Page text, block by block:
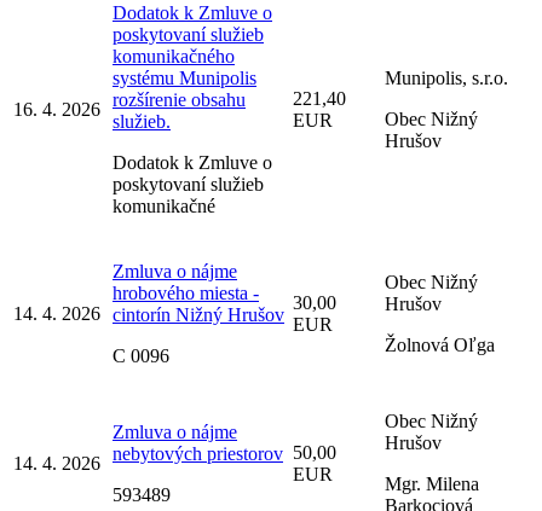
16. 4. 2026
Dodatok k Zmluve o
poskytovaní služieb
komunikačného
systému Munipolis
rozšírenie obsahu
služieb.
Dodatok k Zmluve o
poskytovaní služieb
komunikačné
221,40
EUR
Munipolis, s.r.o.
Obec Nižný
Hrušov
14. 4. 2026
Zmluva o nájme
hrobového miesta -
cintorín Nižný Hrušov
C 0096
30,00
EUR
Obec Nižný
Hrušov
Žolnová Oľga
14. 4. 2026
Zmluva o nájme
nebytových priestorov
593489
50,00
EUR
Obec Nižný
Hrušov
Mgr. Milena
Barkociová